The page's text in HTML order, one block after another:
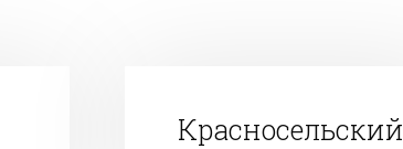
Красносельский